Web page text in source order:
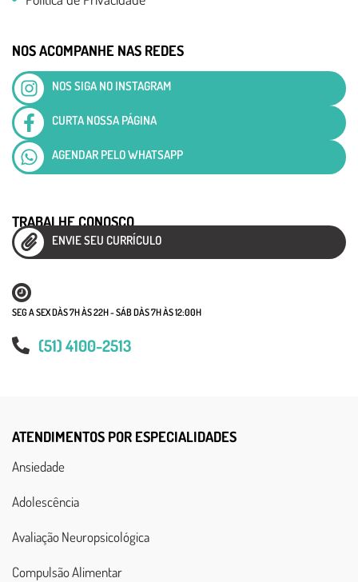
NOS ACOMPANHE NAS REDES
NOS SIGA NO INSTAGRAM
CURTA NOSSA PÁGINA
AGENDAR PELO WHATSAPP
SEG A SEX DÀS 7H ÀS 22H - SÁB DÀS 7H ÀS 12:00H
(51) 4100-2513
TRABALHE CONOSCO
ENVIE SEU CURRÍCULO
ATENDIMENTOS POR ESPECIALIDADES
Ansiedade
Adolescência
Avaliação Neuropsicológica
Compulsão Alimentar